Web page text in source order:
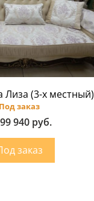
(3-х местный)
Под заказ
940 руб.